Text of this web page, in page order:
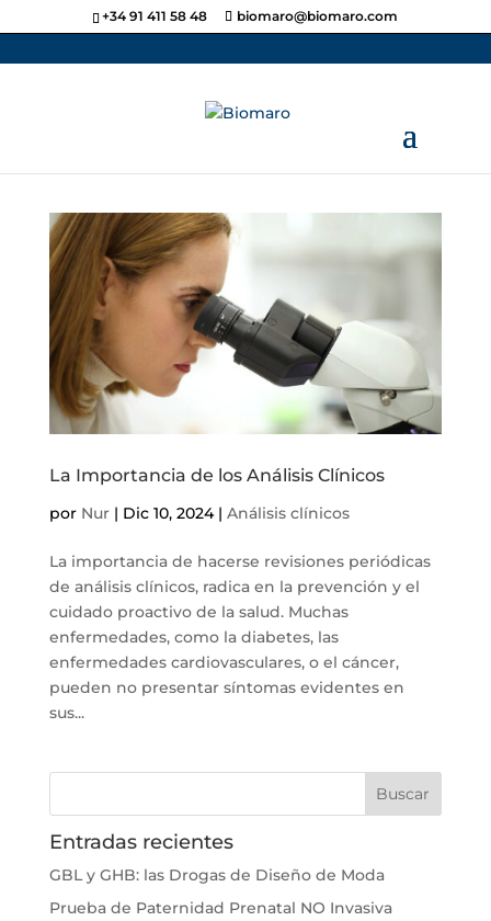
+34 91 411 58 48 biomaro@biomaro.com
La Importancia de los Análisis Clínicos
por Nur| Dic 10, 2024| Análisis clínicos
La importancia de hacerse revisiones periódicas
de análisis clínicos, radica en la prevención y el
cuidado proactivo de la salud. Muchas
enfermedades, como la diabetes, las
enfermedades cardiovasculares, o el cáncer,
pueden no presentar síntomas evidentes en
sus...
Entradas recientes
GBL y GHB: las Drogas de Diseño de Moda
Prueba de Paternidad Prenatal NO Invasiva